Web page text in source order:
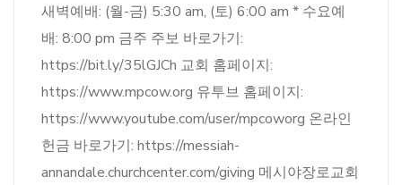
새벽예배: (월-금) 5:30 am, (토) 6:00 am * 수요예
배: 8:00 pm 금주 주보 바로가기:
https://bit.ly/35lGJCh 교회 홈페이지:
https://www.mpcow.org 유투브 홈페이지:
https://www.youtube.com/user/mpcoworg 온라인
헌금 바로가기: https://messiah-
annandale.churchcenter.com/giving 메시야장로교회